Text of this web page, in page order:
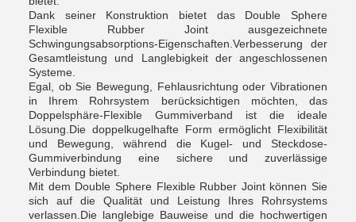
Dank seiner Konstruktion bietet das Double Sphere
Flexible Rubber Joint ausgezeichnete
Schwingungsabsorptions-Eigenschaften.Verbesserung der
Gesamtleistung und Langlebigkeit der angeschlossenen
Systeme.
Egal, ob Sie Bewegung, Fehlausrichtung oder Vibrationen
in Ihrem Rohrsystem berücksichtigen möchten, das
Doppelsphäre-Flexible Gummiverband ist die ideale
Lösung.Die doppelkugelhafte Form ermöglicht Flexibilität
und Bewegung, während die Kugel- und Steckdose-
Gummiverbindung eine sichere und zuverlässige
Verbindung bietet.
Mit dem Double Sphere Flexible Rubber Joint können Sie
sich auf die Qualität und Leistung Ihres Rohrsystems
verlassen.Die langlebige Bauweise und die hochwertigen